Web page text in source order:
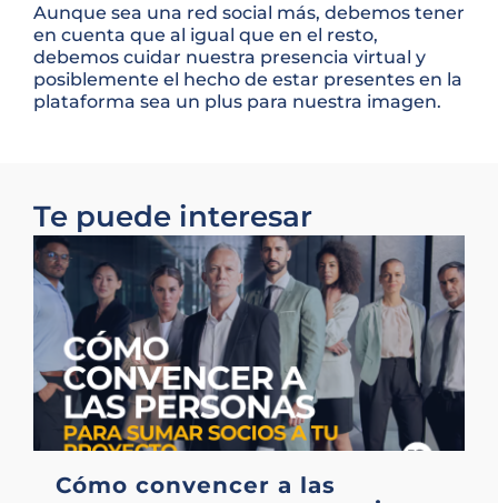
Aunque sea una red social más, debemos tener
en cuenta que al igual que en el resto,
debemos cuidar nuestra presencia virtual y
posiblemente el hecho de estar presentes en la
plataforma sea un plus para nuestra imagen.
Te puede interesar
Cómo convencer a las